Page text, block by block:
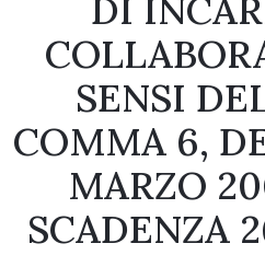
1(617)987-
6543
DI
SENSI
COMMA 6,
MARZO
SCADENZA